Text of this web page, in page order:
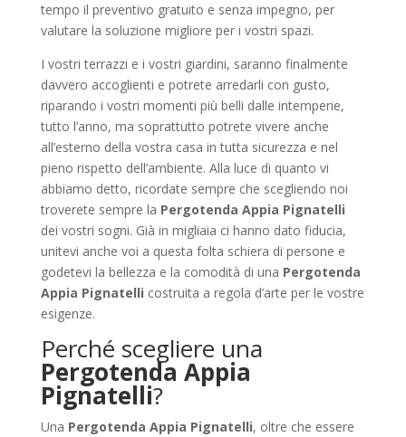
tempo il preventivo gratuito e senza impegno, per
valutare la soluzione migliore per i vostri spazi.
I vostri terrazzi e i vostri giardini, saranno finalmente
davvero accoglienti e potrete arredarli con gusto,
riparando i vostri momenti più belli dalle intemperie,
tutto l’anno, ma soprattutto potrete vivere anche
all’esterno della vostra casa in tutta sicurezza e nel
pieno rispetto dell’ambiente. Alla luce di quanto vi
abbiamo detto, ricordate sempre che scegliendo noi
troverete sempre la Pergotenda Appia Pignatelli
dei vostri sogni. Già in migliaia ci hanno dato fiducia,
unitevi anche voi a questa folta schiera di persone e
godetevi la bellezza e la comodità di una Pergotenda
Appia Pignatelli costruita a regola d’arte per le vostre
esigenze.
Perché scegliere una
Pergotenda Appia
Pignatelli?
Una Pergotenda Appia Pignatelli, oltre che essere